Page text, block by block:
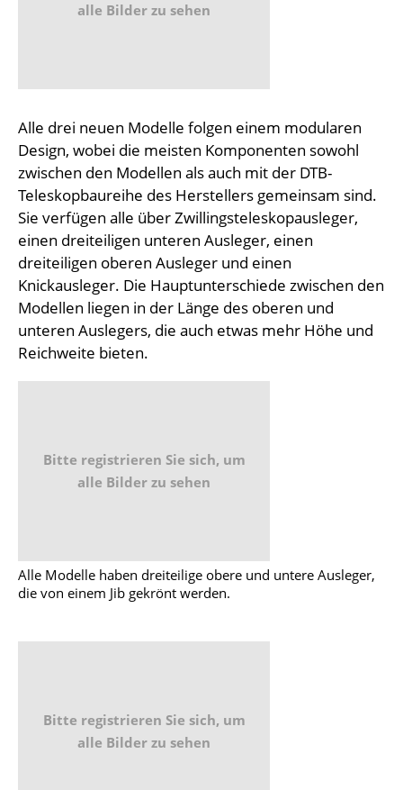
alle Bilder zu sehen
Alle drei neuen Modelle folgen einem modularen
Design, wobei die meisten Komponenten sowohl
zwischen den Modellen als auch mit der DTB-
Teleskopbaureihe des Herstellers gemeinsam sind.
Sie verfügen alle über Zwillingsteleskopausleger,
einen dreiteiligen unteren Ausleger, einen
dreiteiligen oberen Ausleger und einen
Knickausleger. Die Hauptunterschiede zwischen den
Modellen liegen in der Länge des oberen und
unteren Auslegers, die auch etwas mehr Höhe und
Reichweite bieten.
Bitte registrieren Sie sich, um
alle Bilder zu sehen
Alle Modelle haben dreiteilige obere und untere Ausleger,
die von einem Jib gekrönt werden.
Bitte registrieren Sie sich, um
alle Bilder zu sehen